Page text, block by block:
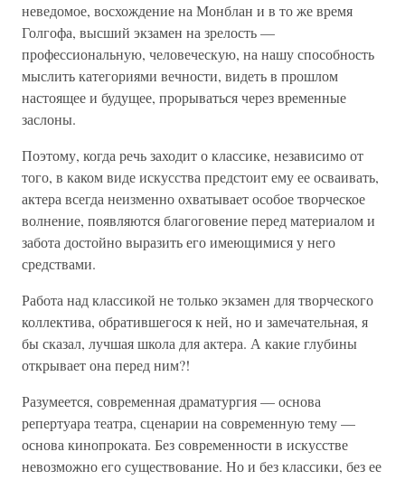
неведомое, восхождение на Монблан и в то же время
Голгофа, высший экзамен на зрелость —
профессиональную, человеческую, на нашу способность
мыслить категориями вечности, видеть в прошлом
настоящее и будущее, прорываться через временные
заслоны.
Поэтому, когда речь заходит о классике, независимо от
того, в каком виде искусства предстоит ему ее осваивать,
актера всегда неизменно охватывает особое творческое
волнение, появляются благоговение перед материалом и
забота достойно выразить его имеющимися у него
средствами.
Работа над классикой не только экзамен для творческого
коллектива, обратившегося к ней, но и замечательная, я
бы сказал, лучшая школа для актера. А какие глубины
открывает она перед ним?!
Разумеется, современная драматургия — основа
репертуара театра, сценарии на современную тему —
основа кинопроката. Без современности в искусстве
невозможно его существование. Но и без классики, без ее